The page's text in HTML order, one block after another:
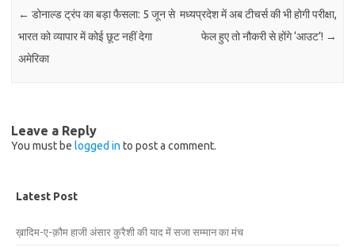
← डोनाल्ड ट्रंप का बड़ा फैसला: 5 जून से
भारत को व्यापार में कोई छूट नहीं देगा
अमेरिका
मध्यप्रदेश में अब टीचर्स की भी होगी परीक्षा,
फेल हुए तो नौकरी से होंगे ‘आउट’! →
Leave a Reply
You must be logged in to post a comment.
Latest Post
ख़ादिम-ए-क़ौम हाजी अंसार कुरैशी की याद में सजा सम्मान का मंच